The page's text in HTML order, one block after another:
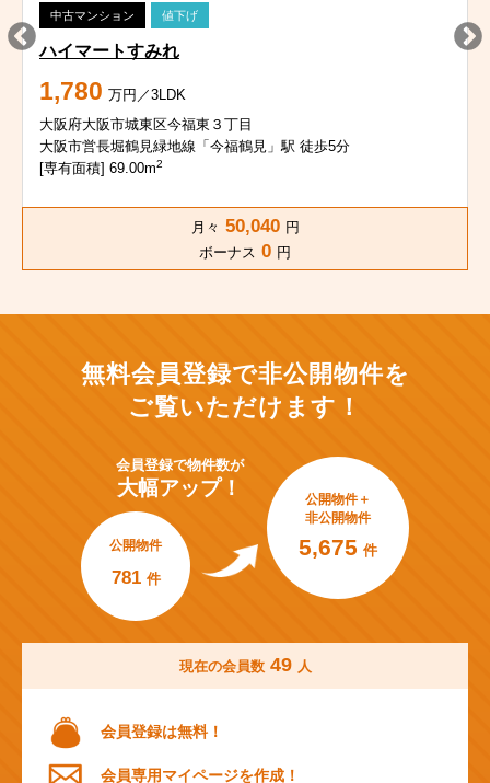
中古マンション 値下げ
ハイマートすみれ
1,780 万円／3LDK
大阪府大阪市城東区今福東３丁目
大阪市営長堀鶴見緑地線「今福鶴見」駅 徒歩5分
[専有面積] 69.00m2
月々 50,040 円
ボーナス 0 円
無料会員登録で非公開物件を
ご覧いただけます！
会員登録で物件数が
大幅アップ！
公開物件
781 件
公開物件＋
非公開物件
5,675 件
現在の会員数 49 人
会員登録は無料！
会員専用マイページを作成！